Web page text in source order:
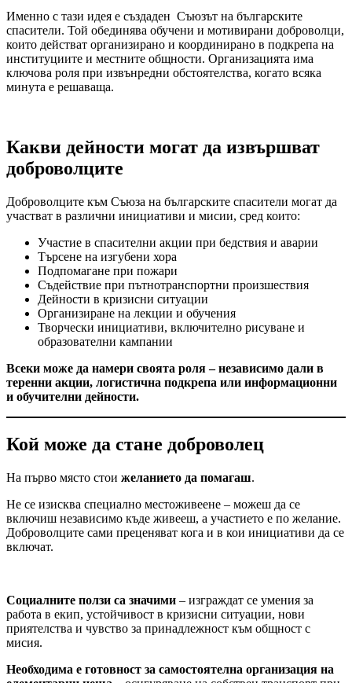
Именно с тази идея е създаден Съюзът на българските
спасители. Той обединява обучени и мотивирани доброволци,
които действат организирано и координирано в подкрепа на
институциите и местните общности. Организацията има
ключова роля при извънредни обстоятелства, когато всяка
минута е решаваща.
Какви дейности могат да извършват
доброволците
Доброволците към Съюза на българските спасители могат да
участват в различни инициативи и мисии, сред които:
Участие в спасителни акции при бедствия и аварии
Търсене на изгубени хора
Подпомагане при пожари
Съдействие при пътнотранспортни произшествия
Дейности в кризисни ситуации
Организиране на лекции и обучения
Творчески инициативи, включително рисуване и
образователни кампании
Всеки може да намери своята роля – независимо дали в
теренни акции, логистична подкрепа или информационни
и обучителни дейности.
Кой може да стане доброволец
На първо място стои желанието да помагаш.
Не се изисква специално местоживеене – можеш да се
включиш независимо къде живееш, а участието е по желание.
Доброволците сами преценяват кога и в кои инициативи да се
включат.
Социалните ползи са значими – изграждат се умения за
работа в екип, устойчивост в кризисни ситуации, нови
приятелства и чувство за принадлежност към общност с
мисия.
Необходима е готовност за самостоятелна организация на